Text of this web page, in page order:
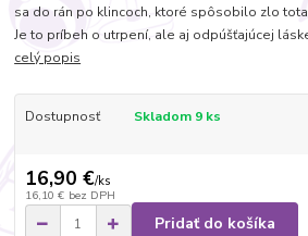
sa do rán po klincoch, ktoré spôsobilo zlo
Je to príbeh o utrpení, ale aj odpúšťajúcej
celý popis
Dostupnosť Skladom 9 ks
16,90 €/ks
16,10 € bez DPH
Pridať do košíka